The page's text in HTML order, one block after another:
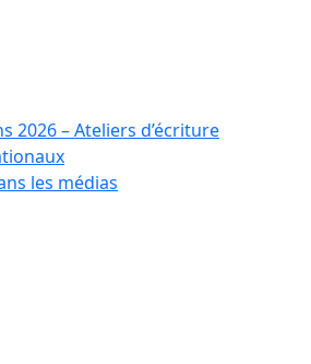
2026 – Ateliers d’écriture
les médias